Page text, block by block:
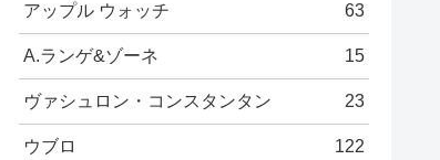
アップル ウォッチ 63
A.ランゲ&ゾーネ 15
ヴァシュロン・コンスタンタン 23
ウブロ 122